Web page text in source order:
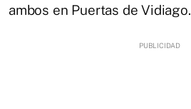
ambos en Puertas de Vidiago.